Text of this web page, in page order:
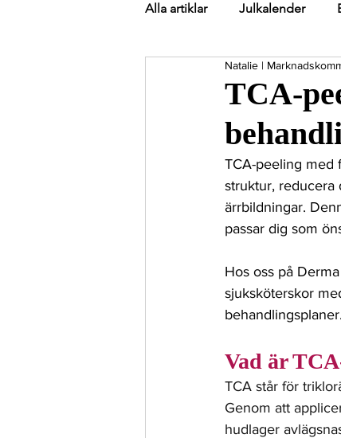
Alla artiklar Julkalender
Hårtransplantation
Profhilo Structura
Seborroisk keratos
TCA-
Natalie |
TCA-peeling med
struktur, reducera
ärrbildningar.
passar dig som
Hos oss på
sjuksköterskor
behandlingsplaner.
Vad är
TCA står för
Genom att
hudlager